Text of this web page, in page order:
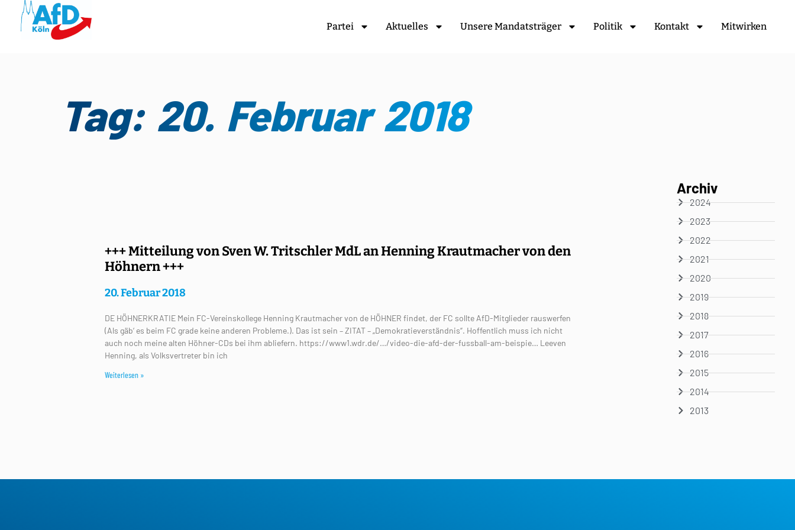
Partei Aktuelles Unsere Mandatsträger Politik Kontakt Mitwirken
Tag: 20. Februar 2018
+++ Mitteilung von Sven W. Tritschler MdL an Henning Krautmacher von den
Höhnern +++
20. Februar 2018
DE HÖHNERKRATIE Mein FC-Vereinskollege Henning Krautmacher von de HÖHNER findet, der FC sollte AfD-Mitglieder rauswerfen
(Als gäb‘ es beim FC grade keine anderen Probleme.). Das ist sein – ZITAT – „Demokratieverständnis“. Hoffentlich muss ich nicht
auch noch meine alten Höhner-CDs bei ihm abliefern. https://www1.wdr.de/…/video-die-afd-der-fussball-am-beispie… Leeven
Henning, als Volksvertreter bin ich
Weiterlesen »
Archiv
2024
2023
2022
2021
2020
2019
2018
2017
2016
2015
2014
2013